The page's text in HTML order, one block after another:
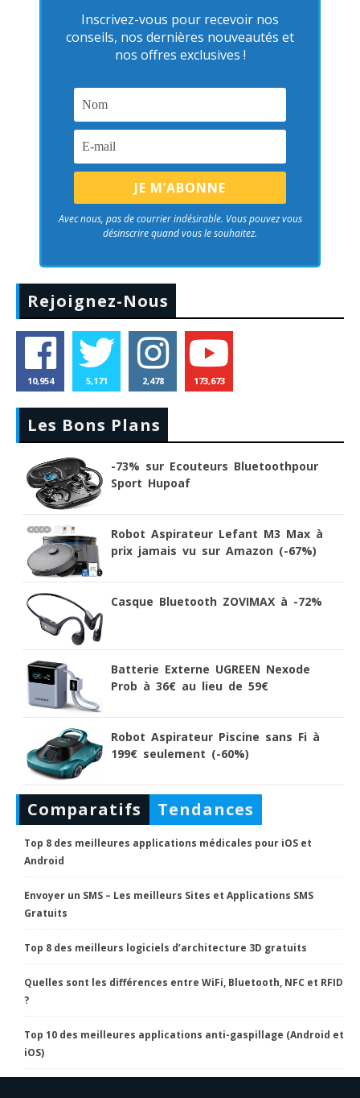
Inscrivez-vous pour recevoir nos
conseils, nos dernières nouveautés et
nos offres exclusives !
Avec nous, pas de courrier indésirable. Vous pouvez vous
désinscrire quand vous le souhaitez.
Rejoignez-Nous
10,954 5,171 2,478 173,673
Les Bons Plans
-73% sur Ecouteurs Bluetoothpour
Sport Hupoaf
Robot Aspirateur Lefant M3 Max à
prix jamais vu sur Amazon (-67%)
Casque Bluetooth ZOVIMAX à -72%
Batterie Externe UGREEN Nexode
Prob à 36€ au lieu de 59€
Robot Aspirateur Piscine sans Fi à
199€ seulement (-60%)
Comparatifs Tendances
Top 8 des meilleures applications médicales pour iOS et
Android
Envoyer un SMS – Les meilleurs Sites et Applications SMS
Gratuits
Top 8 des meilleurs logiciels d’architecture 3D gratuits
Quelles sont les différences entre WiFi, Bluetooth, NFC et RFID
?
Top 10 des meilleures applications anti-gaspillage (Android et
iOS)